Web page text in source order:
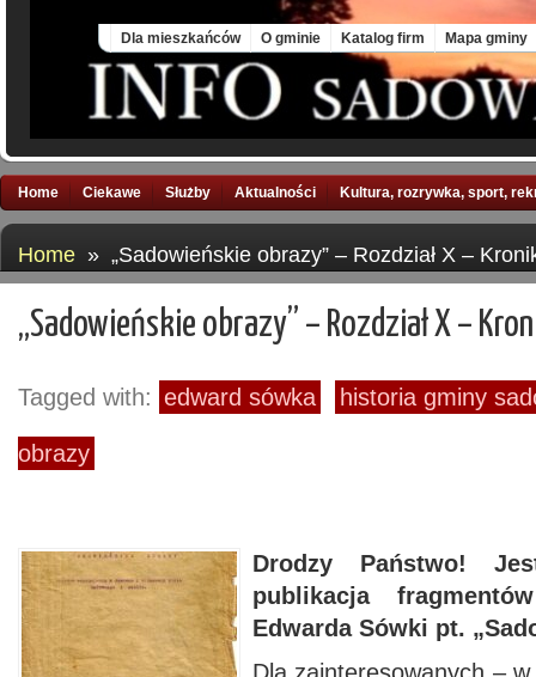
Dla mieszkańców O gminie Katalog firm Mapa gminy
Home Ciekawe Służby Aktualności Kultura, rozrywka, sport,
Home » „Sadowieńskie obrazy” – Rozdział X –
„Sadowieńskie obrazy” – Rozdział X –
Tagged with: edward sówka historia gminy
obrazy
Drodzy Państwo!
publikacja
Edwarda Sówki pt.